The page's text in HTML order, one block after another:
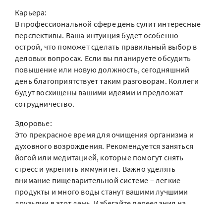
Карьера:
В профессиональной сфере день сулит интересные
перспективы. Ваша интуиция будет особенно
острой, что поможет сделать правильный выбор в
деловых вопросах. Если вы планируете обсудить
повышение или новую должность, сегодняшний
день благоприятствует таким разговорам. Коллеги
будут восхищены вашими идеями и предложат
сотрудничество.
Здоровье:
Это прекрасное время для очищения организма и
духовного возрождения. Рекомендуется заняться
йогой или медитацией, которые помогут снять
стресс и укрепить иммунитет. Важно уделять
внимание пищеварительной системе – легкие
продукты и много воды станут вашими лучшими